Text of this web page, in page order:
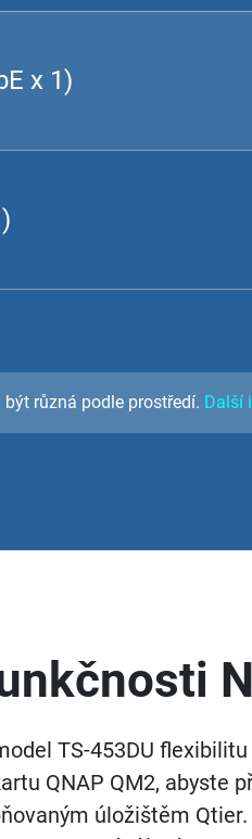
x 1)
různá podle prostředí. Další
TS-453DU
QNAP QM2, abyste
úložištěm